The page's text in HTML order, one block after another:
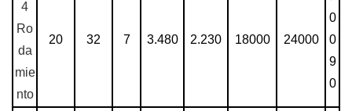
4
Ro
da
mie
nto
20 32 7 3.480 2.230 18000 24000
0
0
9
0